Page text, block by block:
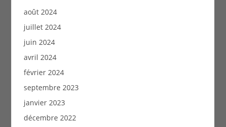
août 2024
juillet 2024
juin 2024
avril 2024
février 2024
septembre 2023
janvier 2023
décembre 2022